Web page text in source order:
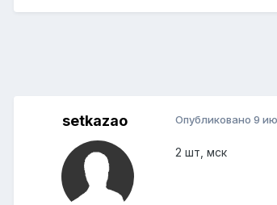
setkazao Опубликовано 9
2 шт, мск